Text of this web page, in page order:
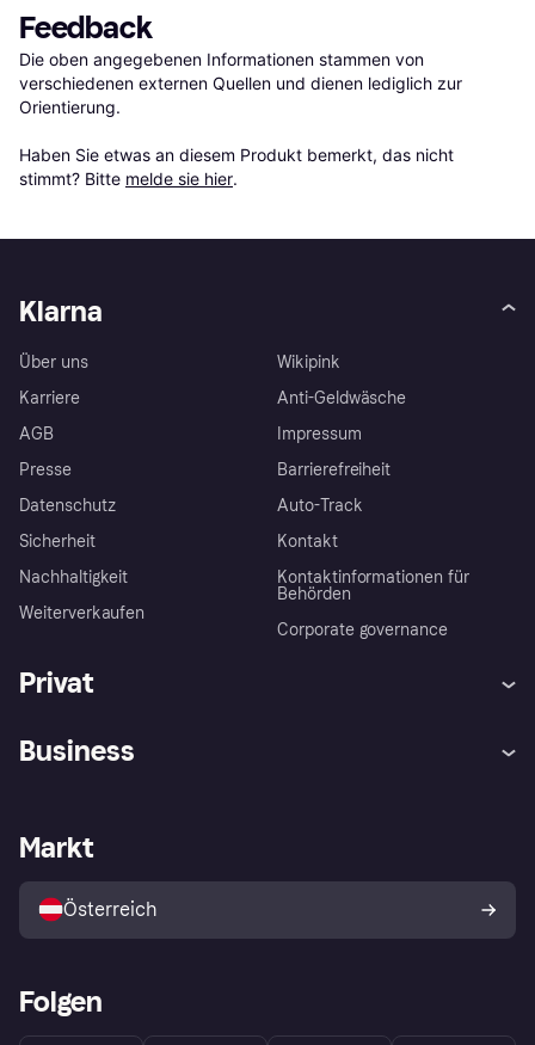
Feedback
Die oben angegebenen Informationen stammen von
verschiedenen externen Quellen und dienen lediglich zur
Orientierung.
Haben Sie etwas an diesem Produkt bemerkt, das nicht
stimmt? Bitte melde sie hier.
Klarna
Über uns
Karriere
AGB
Presse
Datenschutz
Sicherheit
Nachhaltigkeit
Weiterverkaufen
Wikipink
Anti-Geldwäsche
Impressum
Barrierefreiheit
Auto-Track
Kontakt
Kontaktinformationen für
Behörden
Corporate governance
Privat
Shops entdecken
Business
Händlerportal
Markt
Österreich
Folgen